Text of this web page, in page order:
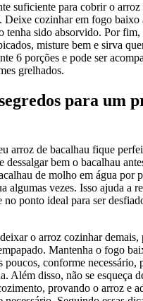
suficiente para cobrir o arroz
Deixe cozinhar em fogo baixo
tenha sido absorvido. Por fim,
misture bem e sirva
6 porções e pode ser
grelhados.
para um
arroz de bacalhau fique
dessalgar bem o bacalhau
de molho em água por
algumas vezes. Isso ajuda a
no ponto ideal para ser
o arroz cozinhar demais,
Mantenha o fogo
poucos, conforme necessário,
Além disso, não se esqueça
provando o arroz e